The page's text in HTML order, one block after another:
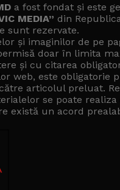
a fost fondat și este
MEDIA” din
sunt rezervate.
și imaginilor de pe
doar în limita
și cu citarea
web, este obligatorie
articolul preluat.
se poate realiza
există un acord